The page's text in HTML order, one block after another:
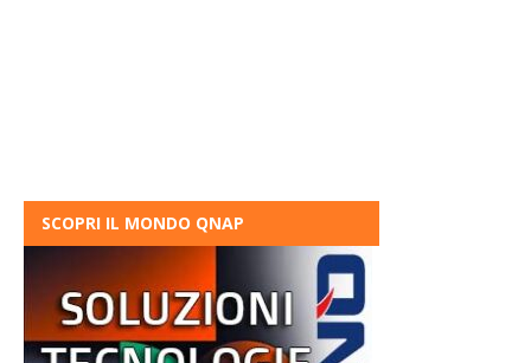
SCOPRI IL MONDO QNAP